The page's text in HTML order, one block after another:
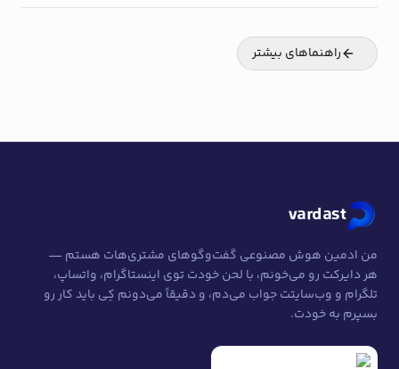
راهنماهای بیشتر
vardast
من ادمین هوش مصنوعی گفت‌وگوهای مشتری‌هات هستم —
هر دایرکت رو می‌خونم، با لحن خودت توی اینستاگرام، واتساپ،
تلگرام و وب‌سایتت جواب می‌دم، و دقیقاً می‌دونم کِی باید کار رو
بسپرم به خودت.